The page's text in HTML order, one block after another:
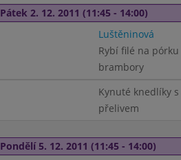
Pátek 2. 12. 2011 (11:45 - 14:00)
Luštěninová
Rybí filé na pórku
brambory
Kynuté knedlíky
přelivem
Pondělí 5. 12. 2011 (11:45 - 14:00)